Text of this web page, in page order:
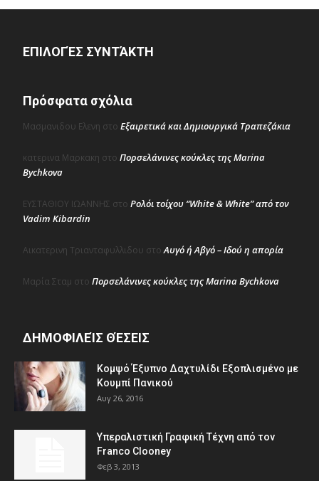
ΕΠΙΛΟΓΈΣ ΣΥΝΤΆΚΤΗ
Πρόσφατα σχόλια
Μασμανιδου Ελενη στο Εξαιρετικά και Δημιουργικά Τραπεζάκια
κατερινα Μαρκακη στο Πορσελάνινες κούκλες της Marina
Bychkova
ΕΥΣΤΑΘΙΟΥ ΙΩΑΝΝΗΣ στο Ρολόι τοίχου “White & White” από τον
Vadim Kibardin
Αικατερινη Τριανταφυλλιδου στοΑυγό ή Αβγό – Ιδού η απορία
Μαρία Σταμ στο Πορσελάνινες κούκλες της Marina Bychkova
ΔΗΜΟΦΙΛΕΊΣ ΘΈΣΕΙΣ
Κομψό Έξυπνο Δαχτυλίδι Εξοπλισμένο με
Κουμπί Πανικού
Αυγ 26, 2016
Υπεραλιστική Γραφική Τέχνη από τον
Franco Clooney
Φεβ 3, 2013